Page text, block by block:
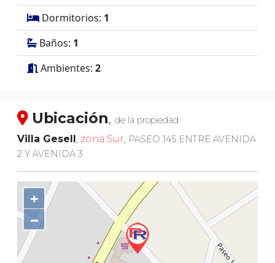
Dormitorios: 1
Baños: 1
Ambientes: 2
Ubicación, de la propiedad
Villa Gesell, zona Sur, PASEO 145 ENTRE AVENIDA
2 Y AVENIDA 3
+
−